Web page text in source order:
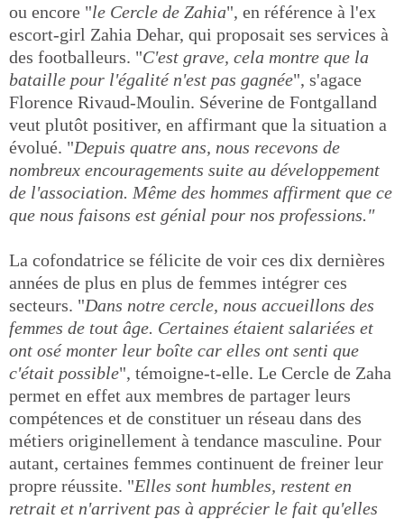
ou encore "le Cercle de Zahia", en référence à l'ex
escort-girl Zahia Dehar, qui proposait ses services à
des footballeurs. "C'est grave, cela montre que la
bataille pour l'égalité n'est pas gagnée", s'agace
Florence Rivaud-Moulin. Séverine de Fontgalland
veut plutôt positiver, en affirmant que la situation a
évolué. "Depuis quatre ans, nous recevons de
nombreux encouragements suite au développement
de l'association. Même des hommes affirment que ce
que nous faisons est génial pour nos professions."
La cofondatrice se félicite de voir ces dix dernières
années de plus en plus de femmes intégrer ces
secteurs. "Dans notre cercle, nous accueillons des
femmes de tout âge. Certaines étaient salariées et
ont osé monter leur boîte car elles ont senti que
c'était possible", témoigne-t-elle. Le Cercle de Zaha
permet en effet aux membres de partager leurs
compétences et de constituer un réseau dans des
métiers originellement à tendance masculine. Pour
autant, certaines femmes continuent de freiner leur
propre réussite. "Elles sont humbles, restent en
retrait et n'arrivent pas à apprécier le fait qu'elles